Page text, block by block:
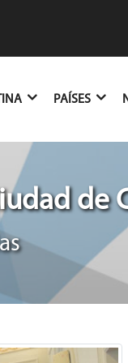
PAÍSES
de